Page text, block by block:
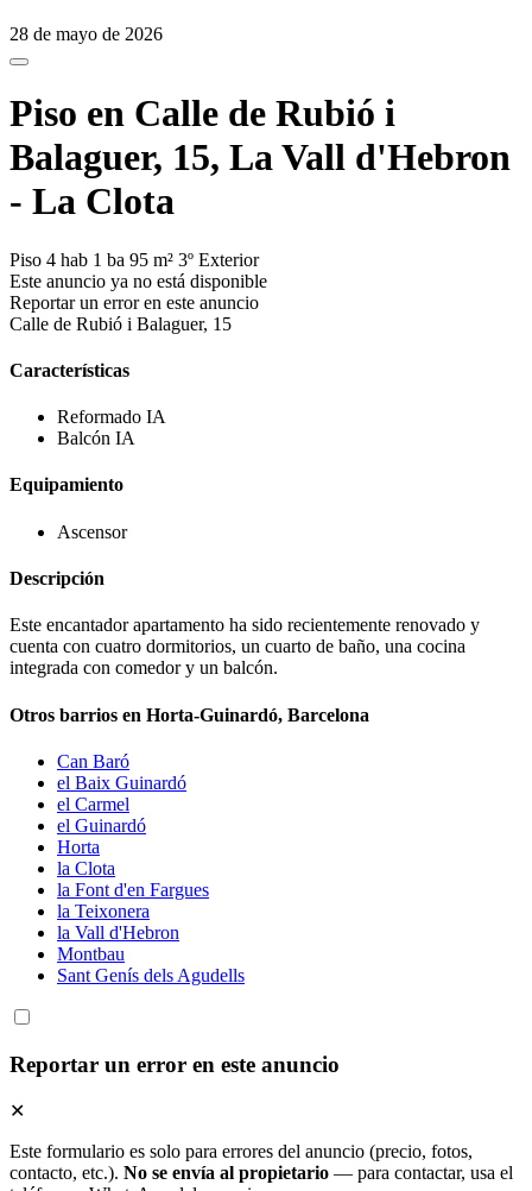
28 de mayo de 2026
Piso en Calle de Rubió i
Balaguer, 15, La Vall d'Hebron
- La Clota
Piso 4 hab 1 ba 95 m² 3º Exterior
Este anuncio ya no está disponible
Reportar un error en este anuncio
Calle de Rubió i Balaguer, 15
Características
Reformado IA
Balcón IA
Equipamiento
Ascensor
Descripción
Este encantador apartamento ha sido recientemente renovado y
cuenta con cuatro dormitorios, un cuarto de baño, una cocina
integrada con comedor y un balcón.
Otros barrios en Horta-Guinardó, Barcelona
Can Baró
el Baix Guinardó
el Carmel
el Guinardó
Horta
la Clota
la Font d'en Fargues
la Teixonera
la Vall d'Hebron
Montbau
Sant Genís dels Agudells
Reportar un error en este anuncio
✕
Este formulario es solo para errores del anuncio (precio, fotos,
contacto, etc.). No se envía al propietario — para contactar, usa el